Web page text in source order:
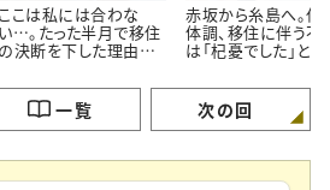
ここは私には合わな
い…。たった半月で移住
の決断を下した理由＃
赤坂から糸島へ。仕
体調、移住に伴う不
は「杞憂でした」と
住ストーリー
一覧 次の回